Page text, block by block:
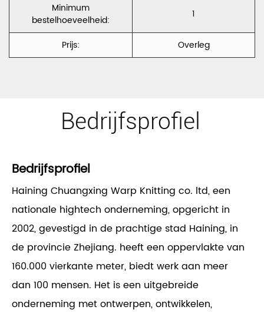
Minimum
bestelhoeveelheid:
1
Prijs: Overleg
Bedrijfsprofiel
Bedrijfsprofiel
Haining Chuangxing Warp Knitting co. ltd, een
nationale hightech onderneming, opgericht in
2002, gevestigd in de prachtige stad Haining, in
de provincie Zhejiang. heeft een oppervlakte van
160.000 vierkante meter, biedt werk aan meer
dan 100 mensen. Het is een uitgebreide
onderneming met ontwerpen, ontwikkelen,